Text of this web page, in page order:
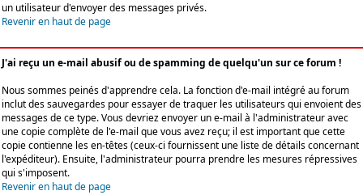
un utilisateur d'envoyer des messages privés.
Revenir en haut de page
J'ai reçu un e-mail abusif ou de spamming de quelqu'un sur ce forum !
Nous sommes peinés d'apprendre cela. La fonction d'e-mail intégré au forum
inclut des sauvegardes pour essayer de traquer les utilisateurs qui envoient des
messages de ce type. Vous devriez envoyer un e-mail à l'administrateur avec
une copie complète de l'e-mail que vous avez reçu; il est important que cette
copie contienne les en-têtes (ceux-ci fournissent une liste de détails concernant
l'expéditeur). Ensuite, l'administrateur pourra prendre les mesures répressives
qui s'imposent.
Revenir en haut de page